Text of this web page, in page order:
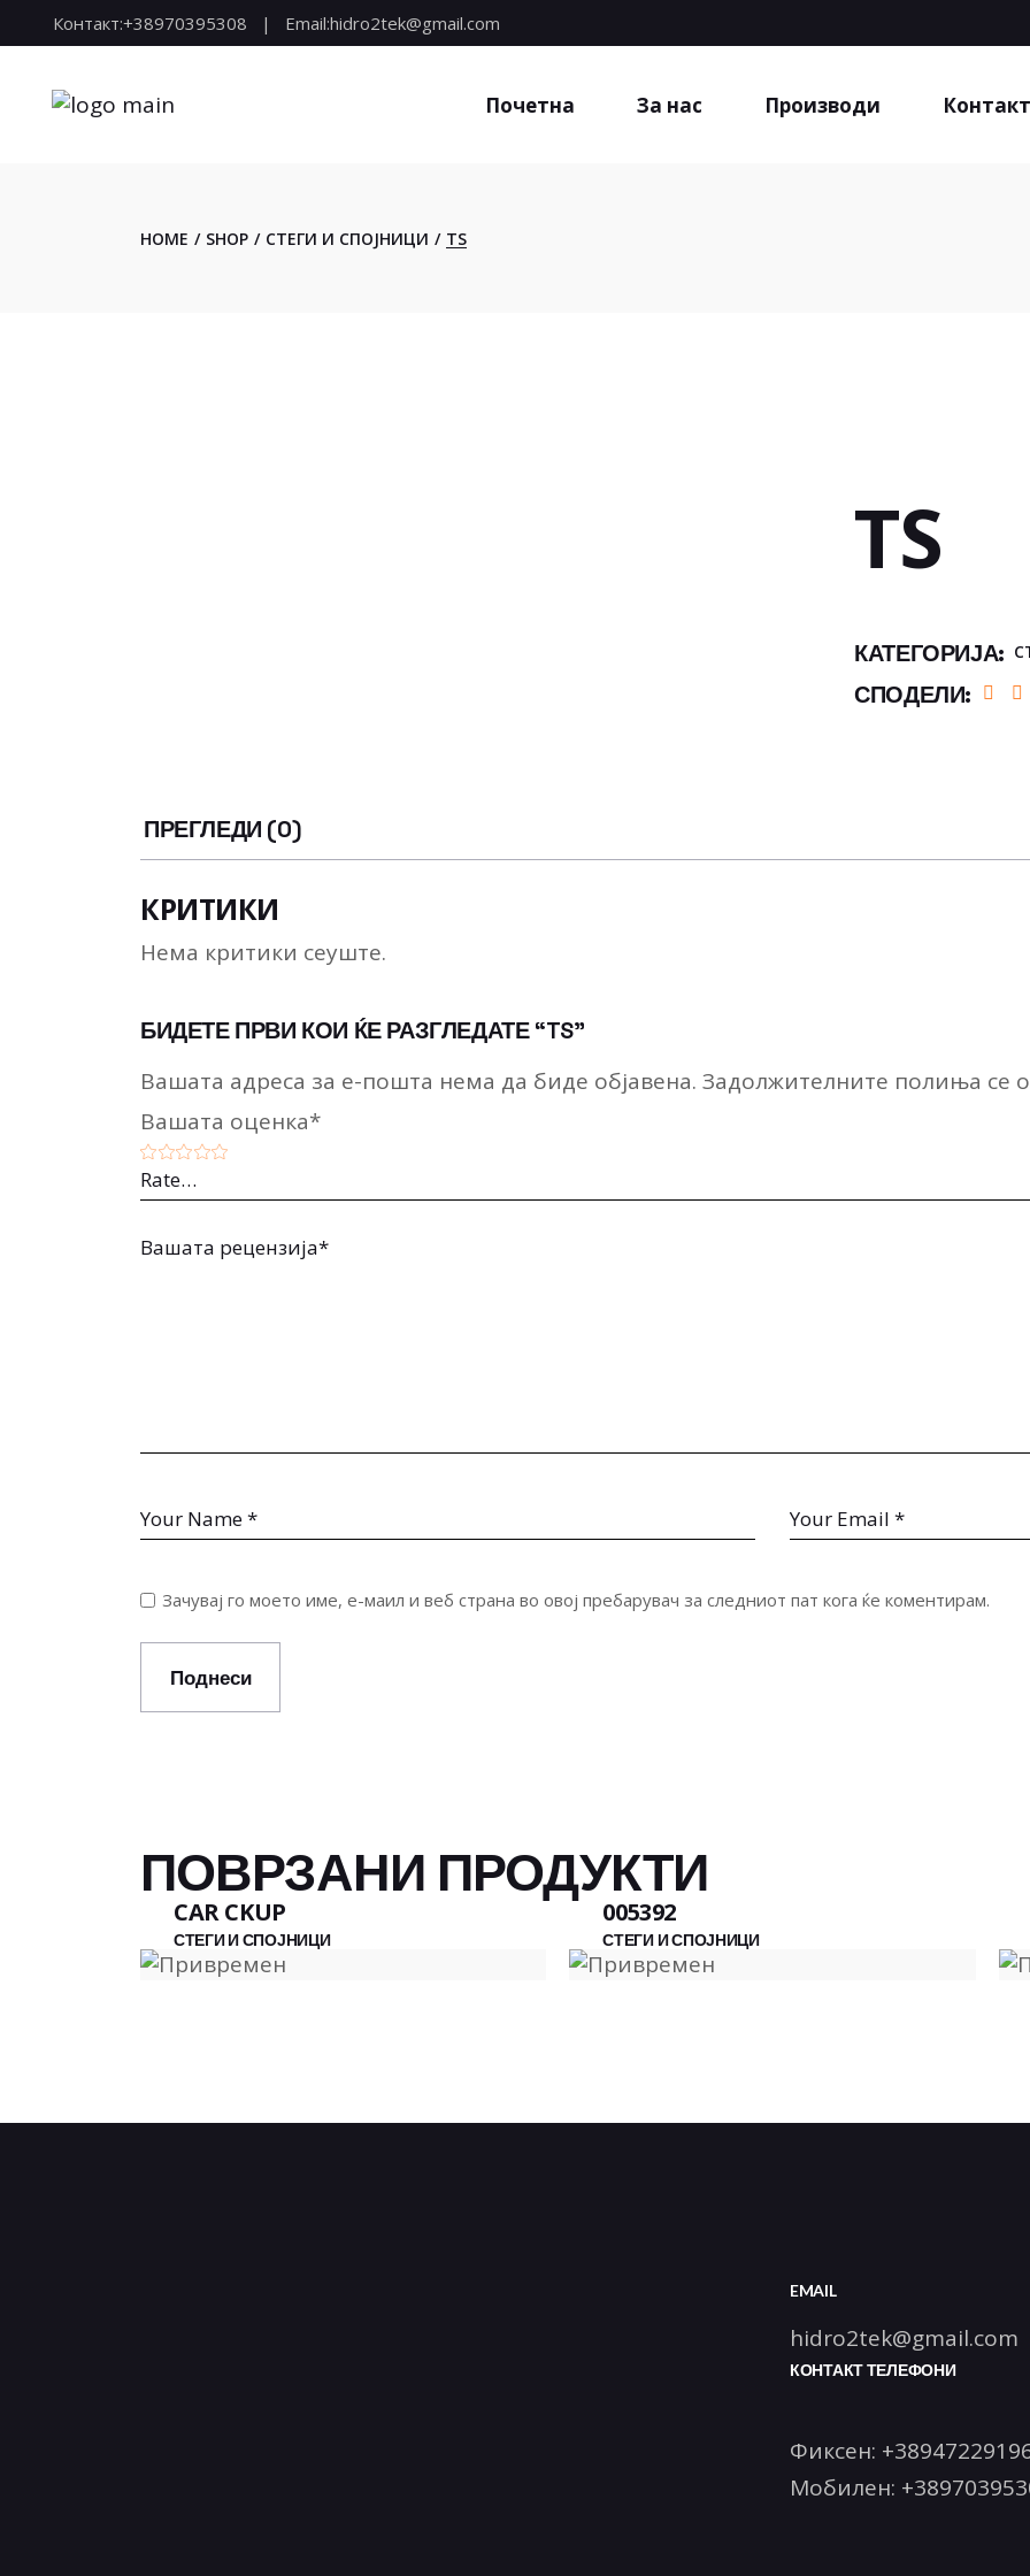
the
Контакт:+38970395308 Email:hidro2tek@gmail.com
Почетна За нас Производи Контакт
HOME SHOP СТЕГИ И СПОЈНИЦИ TS
TS
КАТЕГОРИЈА:
СПОДЕЛИ:
ПРЕГЛЕДИ (0)
КРИТИКИ
Нема критики сеуште.
БИДЕТЕ ПРВИ КОИ ЌЕ РАЗГЛЕДАТЕ “TS”
Вашата адреса за е-пошта нема да биде објавена. Задолжителните полиња се
Вашата оценка*
Зачувај го моето име, е-маил и веб страна во овој пребарувач за следниот пат кога ќе коментирам.
Поднеси
ПОВРЗАНИ ПРОДУКТИ
CAR CKUP
СТЕГИ И СПОЈНИЦИ
005392
СТЕГИ И СПОЈНИЦИ
EMAIL
hidro2tek@gmail.com
КОНТАКТ ТЕЛЕФОНИ
Фиксен:
Мобилен: